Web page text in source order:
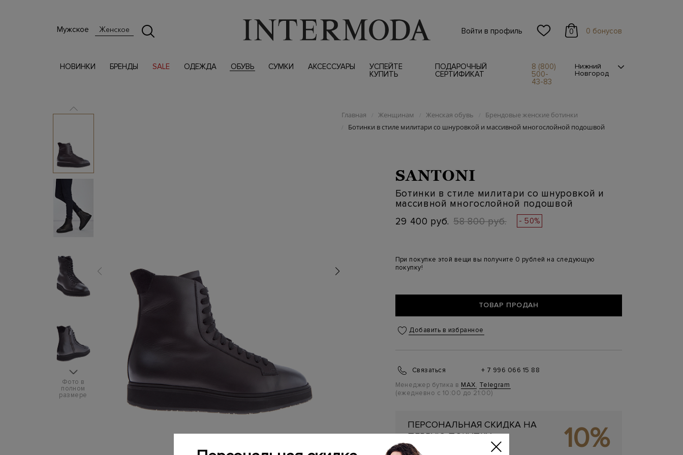
Мужское Женское Войти в профиль 0 0 бонусов
НОВИНКИ БРЕНДЫ SALE ОДЕЖДА ОБУВЬ СУМКИ АКСЕССУАРЫ
УСПЕЙТЕ
КУПИТЬ
ПОДАРОЧНЫЙ
СЕРТИФИКАТ
8 (800)
500-
43-83
Нижний
Новгород
Фото в
полном
размере
Главная / Женщинам / Женская обувь / Брендовые женские ботинки
/ Ботинки в стиле милитари со шнуровкой и массивной многослойной подошвой
SANTONI
Ботинки в стиле милитари со шнуровкой и
массивной многослойной подошвой
29 400 руб. 58 800 руб. - 50%
При покупке этой вещи вы получите 0 рублей на следующую
покупку!
ТОВАР ПРОДАН
Добавить в избранное
Связаться
+ 7 996 066 15 88
Менеджер бутика в MAX, Telegram
(ежедневно с 10:00 до 21:00)
ПЕРСОНАЛЬНАЯ СКИДКА НА
ПЕРВУЮ ПОКУПКУ
Подробнее 10%